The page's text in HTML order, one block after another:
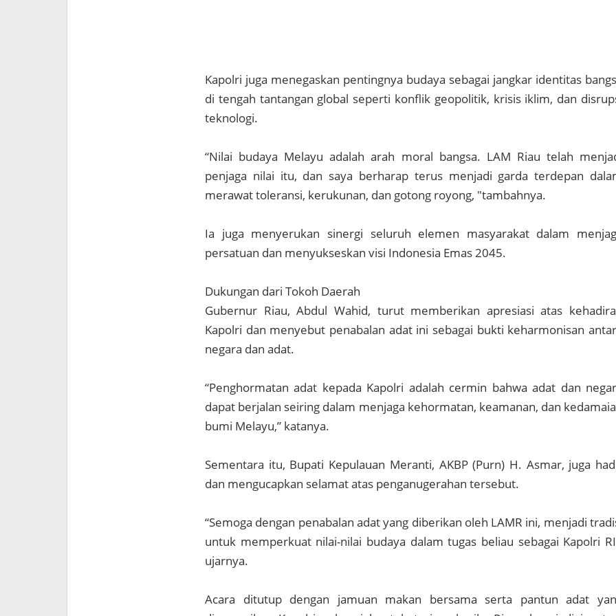
Kapolri juga menegaskan pentingnya budaya sebagai jangkar identitas
di tengah tantangan global seperti konflik geopolitik, krisis iklim, dan
teknologi.
“Nilai budaya Melayu adalah arah moral bangsa. LAM Riau telah
penjaga nilai itu, dan saya berharap terus menjadi garda terdepan
merawat toleransi, kerukunan, dan gotong royong, "tambahnya.
Ia juga menyerukan sinergi seluruh elemen masyarakat dalam
persatuan dan menyukseskan visi Indonesia Emas 2045.
Dukungan dari Tokoh Daerah
Gubernur Riau, Abdul Wahid, turut memberikan apresiasi atas
Kapolri dan menyebut penabalan adat ini sebagai bukti keharmonisan
negara dan adat.
“Penghormatan adat kepada Kapolri adalah cermin bahwa adat dan
dapat berjalan seiring dalam menjaga kehormatan, keamanan, dan
bumi Melayu,” katanya.
Sementara itu, Bupati Kepulauan Meranti, AKBP (Purn) H. Asmar, juga
dan mengucapkan selamat atas penganugerahan tersebut.
“Semoga dengan penabalan adat yang diberikan oleh LAMR ini, menjadi
untuk memperkuat nilai-nilai budaya dalam tugas beliau sebagai Kapolri
ujarnya.
Acara ditutup dengan jamuan makan bersama serta pantun adat